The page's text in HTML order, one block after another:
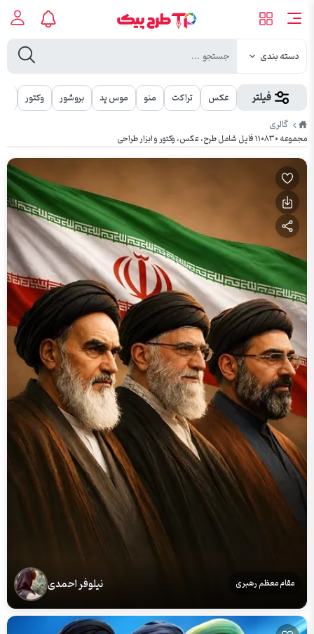
دسته بندی
فیلتر عکس تراکت منو موس پد بروشور وکتور
طرح
پیک
گالری
مجموعه ۱۱۰۸۳۰ فایل شامل طرح، عکس، وکتور و ابزار طراحی
مقام معظم رهبری نیلوفر احمدی